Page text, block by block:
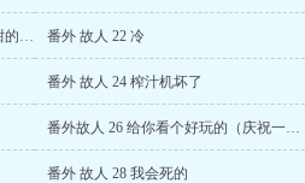
番外 故人 21 好多水（为了所有甜甜的书粉加更） 番外 故人 22 冷
番外 故人 24 榨汁机坏了
番外故人 26 给你看个好玩的（庆祝一下连续两天日人气破万？）
番外 故人 28 我会死的